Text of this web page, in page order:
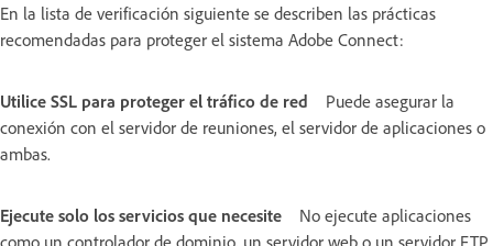
En la lista de verificación siguiente se describen las prácticas
recomendadas para proteger el sistema Adobe Connect:
Utilice SSL para proteger el tráfico de red
Puede asegurar la
conexión con el servidor de reuniones, el servidor de aplicaciones o
ambas.
Ejecute solo los servicios que necesite
No ejecute aplicaciones
como un controlador de dominio, un servidor web o un servidor FTP